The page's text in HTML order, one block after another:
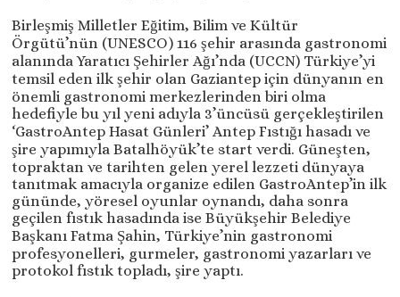
Birleşmiş Milletler Eğitim, Bilim ve Kültür
Örgütü’nün (UNESCO) 116 şehir arasında gastronomi
alanında Yaratıcı Şehirler Ağı’nda (UCCN) Türkiye’yi
temsil eden ilk şehir olan Gaziantep için dünyanın en
önemli gastronomi merkezlerinden biri olma
hedefiyle bu yıl yeni adıyla 3’üncüsü gerçekleştirilen
‘GastroAntep Hasat Günleri’ Antep Fıstığı hasadı ve
şire yapımıyla Batalhöyük’te start verdi. Güneşten,
topraktan ve tarihten gelen yerel lezzeti dünyaya
tanıtmak amacıyla organize edilen GastroAntep’in ilk
gününde, yöresel oyunlar oynandı, daha sonra
geçilen fıstık hasadında ise Büyükşehir Belediye
Başkanı Fatma Şahin, Türkiye’nin gastronomi
profesyonelleri, gurmeler, gastronomi yazarları ve
protokol fıstık topladı, şire yaptı.